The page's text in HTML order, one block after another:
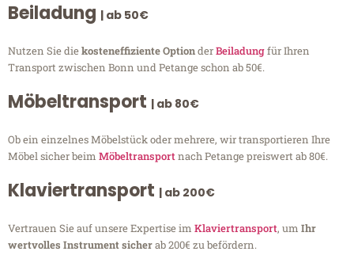
Beiladung | ab 50€
Nutzen Sie diekosteneffiziente OptionderBeiladungfür Ihren
Transport zwischen Bonn und Petange schon ab 50€.
Möbeltransport | ab 80€
Ob ein einzelnes Möbelstück oder mehrere, wir transportieren Ihre
Möbel sicher beim Möbeltransportnach Petange preiswert ab 80€.
Klaviertransport | ab 200€
Vertrauen Sie auf unsere Expertise im Klaviertransport, um Ihr
wertvolles Instrument sicherab 200€ zu befördern.